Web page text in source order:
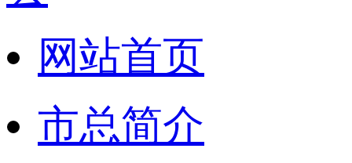
网站首页
市总简介